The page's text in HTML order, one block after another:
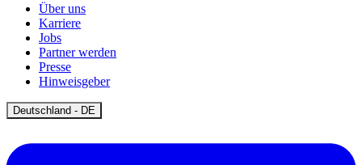
Über uns
Karriere
Jobs
Partner werden
Presse
Hinweisgeber
Deutschland - DE